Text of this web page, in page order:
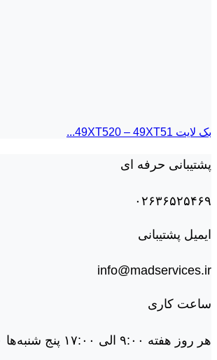
بک لايت 49XT520 – 49XT51...
پشتیبانی حرفه ای
۰۲۶۳۶۵۲۵۴۶۹
ایمیل پشتیبانی
info@madservices.ir
ساعت کاری
هر روز هفته ۹:۰۰ الی ۱۷:۰۰ پنج شنبه‌ها ۹:۰۰ الی ۱۴:۳۰